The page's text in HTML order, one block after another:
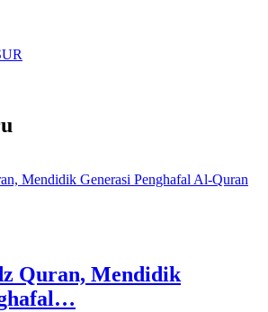
Quran, Mendidik